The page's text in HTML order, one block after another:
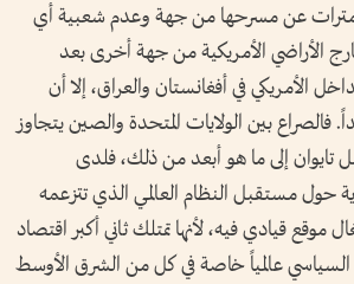
عن مسرحها من جهة وعدم شعبية أي
الأراضي الأمريكية من جهة أخرى بعد
الأمريكي في أفغانستان والعراق، إلا أن
فالصراع بين الولايات المتحدة والصين يتجاوز
تايوان إلى ما هو أبعد من ذلك، فلدى
مستقبل النظام العالمي الذي تتزعمه
قيادي فيه، لأنها تمتلك ثاني أكبر اقتصاد
السياسي عالمياً خاصة في كل من الشرق الأوسط